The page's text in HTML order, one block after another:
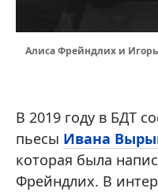
Алиса Фрейндлих и
В 2019 году в БДТ
пьесы Ивана
которая была
Фрейндлих. В